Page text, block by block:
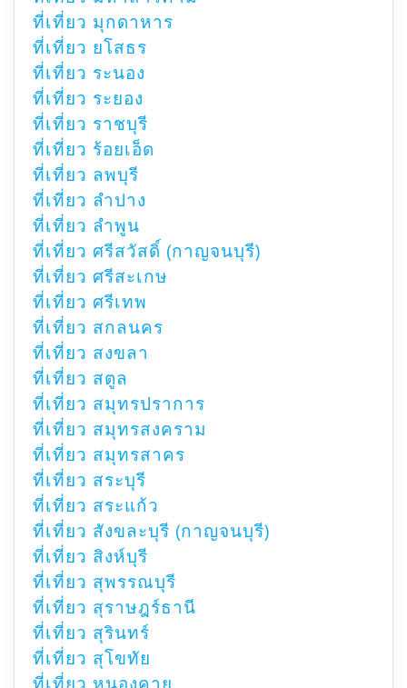
ที่เที่ยว มุกดาหาร
ที่เที่ยว ยโสธร
ที่เที่ยว ระนอง
ที่เที่ยว ระยอง
ที่เที่ยว ราชบุรี
ที่เที่ยว ร้อยเอ็ด
ที่เที่ยว ลพบุรี
ที่เที่ยว ลำปาง
ที่เที่ยว ลำพูน
ที่เที่ยว ศรีสวัสดิ์ (กาญจนบุรี)
ที่เที่ยว ศรีสะเกษ
ที่เที่ยว ศรีเทพ
ที่เที่ยว สกลนคร
ที่เที่ยว สงขลา
ที่เที่ยว สตูล
ที่เที่ยว สมุทรปราการ
ที่เที่ยว สมุทรสงคราม
ที่เที่ยว สมุทรสาคร
ที่เที่ยว สระบุรี
ที่เที่ยว สระแก้ว
ที่เที่ยว สังขละบุรี (กาญจนบุรี)
ที่เที่ยว สิงห์บุรี
ที่เที่ยว สุพรรณบุรี
ที่เที่ยว สุราษฎร์ธานี
ที่เที่ยว สุรินทร์
ที่เที่ยว สุโขทัย
ที่เที่ยว หนองคาย